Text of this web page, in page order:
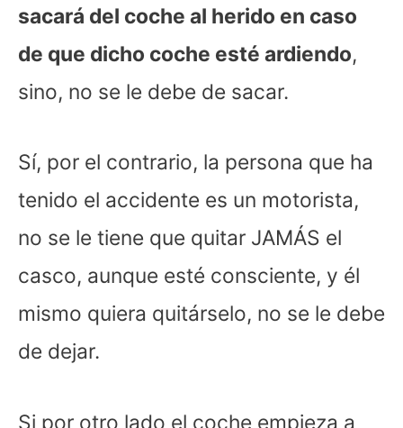
sacará del coche al herido en caso
de que dicho coche esté ardiendo,
sino, no se le debe de sacar.
Sí, por el contrario, la persona que ha
tenido el accidente es un motorista,
no se le tiene que quitar JAMÁS el
casco, aunque esté consciente, y él
mismo quiera quitárselo, no se le debe
de dejar.
Si por otro lado el coche empieza a